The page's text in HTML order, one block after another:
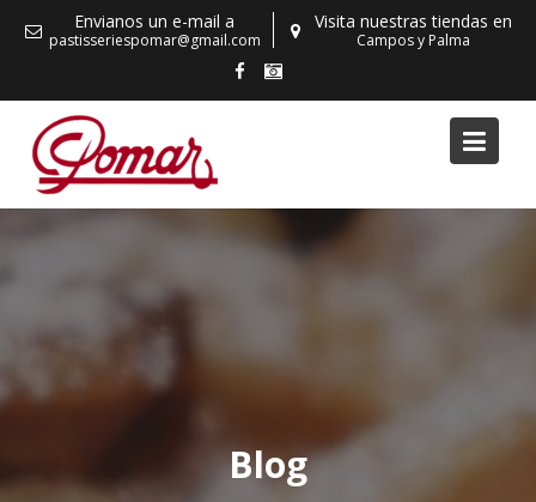
Envianos un e-mail a
pastisseriespomar@gmail.com
Visita nuestras tiendas en
Campos y Palma
Blog